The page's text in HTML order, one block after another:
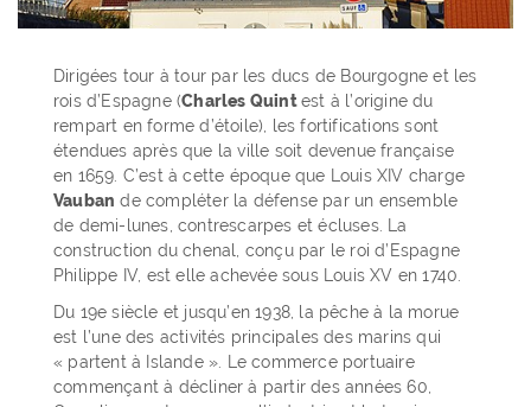
Dirigées tour à tour par les ducs de Bourgogne et les
rois d’Espagne (Charles Quintest à l’origine du
rempart en forme d’étoile), les fortifications sont
étendues après que la ville soit devenue française
en 1659. C’est à cette époque que Louis XIV charge
Vauban de compléter la défense par un ensemble
de demi-lunes, contrescarpes et écluses. La
construction du chenal, conçu par le roi d’Espagne
Philippe IV, est elle achevée sous Louis XV en 1740.
Du 19e siècle et jusqu’en 1938, la pêche à la morue
est l’une des activités principales des marins qui
« partent à Islande ». Le commerce portuaire
commençant à décliner à partir des années 60,